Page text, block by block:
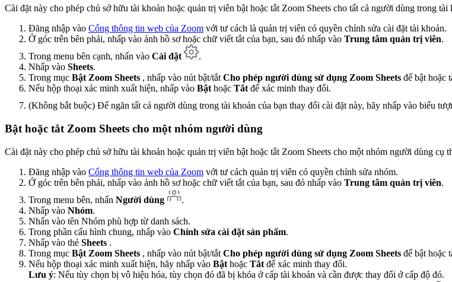
Cài đặt này cho phép chủ sở hữu tài khoản hoặc quản trị viên bật hoặc tắt Zoom Sheets cho tất cả người dùng trong tài
Đăng nhập vào Cổng thông tin web của Zoom với tư cách là quản trị viên có quyền chỉnh sửa cài đặt tài khoản.
Ở góc trên bên phải, nhấp vào ảnh hồ sơ hoặc chữ viết tắt của bạn, sau đó nhấp vào Trung tâm quản trị viên.
Trong menu bên cạnh, nhấn vào Cài đặt
.
Nhấp vào Sheets.
Trong mục Bật Zoom Sheets , nhấp vào nút bật/tắt Cho phép người dùng sử dụng Zoom Sheets để bật hoặc
Nếu hộp thoại xác minh xuất hiện, nhấp vào Bật hoặc Tắt để xác minh thay đổi.
(Không bắt buộc) Để ngăn tất cả người dùng trong tài khoản của bạn thay đổi cài đặt này, hãy nhấp vào biểu
Bật hoặc tắt Zoom Sheets cho một nhóm người dùng
Cài đặt này cho phép chủ sở hữu tài khoản hoặc quản trị viên bật hoặc tắt Zoom Sheets cho một nhóm người dùng
Đăng nhập vào Cổng thông tin web của Zoom với tư cách quản trị viên có quyền chỉnh sửa nhóm.
Ở góc trên bên phải, nhấp vào ảnh hồ sơ hoặc chữ viết tắt của bạn, sau đó nhấp vào Trung tâm quản trị viên.
Trong menu bên, nhấn Người dùng
.
Nhấp vào Nhóm.
Nhấn vào tên Nhóm phù hợp từ danh sách.
Trong phần cấu hình chung, nhấp vào Chỉnh sửa cài đặt sản phẩm.
Nhấp vào thẻ Sheets .
Trong mục Bật Zoom Sheets , nhấp vào nút bật/tắt Cho phép người dùng sử dụng Zoom Sheets để bật hoặc
Nếu hộp thoại xác minh xuất hiện, hãy nhấp vào Bật hoặc Tắt để xác minh thay đổi.
Lưu ý: Nếu tùy chọn bị vô hiệu hóa, tùy chọn đó đã bị khóa ở cấp tài khoản và cần được thay đổi ở cấp độ đó.